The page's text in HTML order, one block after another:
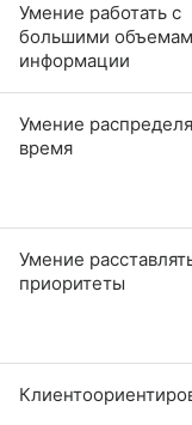
Умение работать с
большими
информации
Умение
время
Умение
приоритеты